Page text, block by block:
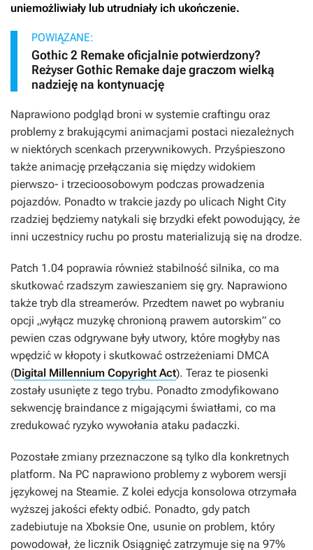
uniemożliwiały lub utrudniały ich ukończenie.
POWIĄZANE:
Gothic 2 Remake oficjalnie potwierdzony?
Reżyser Gothic Remake daje graczom wielką
nadzieję na kontynuację
Naprawiono podgląd broni w systemie craftingu oraz
problemy z brakującymi animacjami postaci niezależnych
w niektórych scenkach przerywnikowych. Przyśpieszono
także animację przełączania się między widokiem
pierwszo- i trzecioosobowym podczas prowadzenia
pojazdów. Ponadto w trakcie jazdy po ulicach Night City
rzadziej będziemy natykali się brzydki efekt powodujący, że
inni uczestnicy ruchu po prostu materializują się na drodze.
Patch 1.04 poprawia również stabilność silnika, co ma
skutkować rzadszym zawieszaniem się gry. Naprawiono
także tryb dla streamerów. Przedtem nawet po wybraniu
opcji „wyłącz muzykę chronioną prawem autorskim” co
pewien czas odgrywane były utwory, które mogłyby nas
wpędzić w kłopoty i skutkować ostrzeżeniami DMCA
(Digital Millennium Copyright Act). Teraz te piosenki
zostały usunięte z tego trybu. Ponadto zmodyfikowano
sekwencję braindance z migającymi światłami, co ma
zredukować ryzyko wywołania ataku padaczki.
Pozostałe zmiany przeznaczone są tylko dla konkretnych
platform. Na PC naprawiono problemy z wyborem wersji
językowej na Steamie. Z kolei edycja konsolowa otrzymała
wyższej jakości efekty odbić. Ponadto, gdy patch
zadebiutuje na Xboksie One, usunie on problem, który
powodował, że licznik Osiągnięć zatrzymuje się na 97%